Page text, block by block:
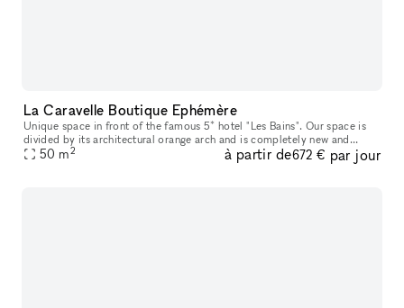
La Caravelle Boutique Ephémère
Unique space in front of the famous 5* hotel "Les Bains". Our space is
divided by its architectural orange arch and is completely new and
renovated ! Ideal for popups/showroom
50 m2 à partir de672 € par jour